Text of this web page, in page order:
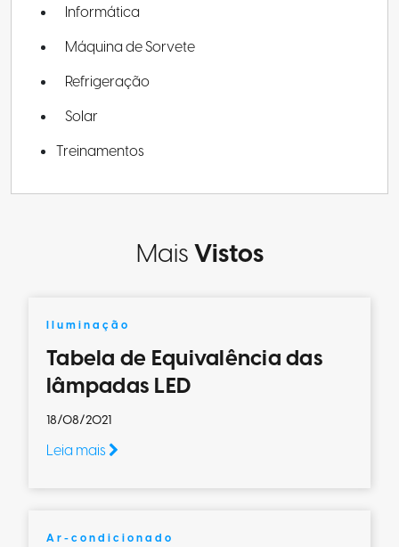
Informática
Máquina de Sorvete
Refrigeração
Solar
Treinamentos
MaisVistos
Iluminação
Tabela de Equivalência das
lâmpadas LED
18/08/2021
Leia mais
Ar-condicionado